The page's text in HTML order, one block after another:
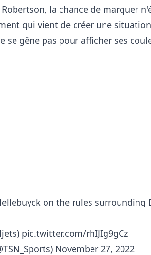
la chance de marquer
qui vient de créer une
se gêne pas pour afficher ses
on the rules surrounding
) pic.twitter.com/rhIJIg9gCz
November 27, 2022